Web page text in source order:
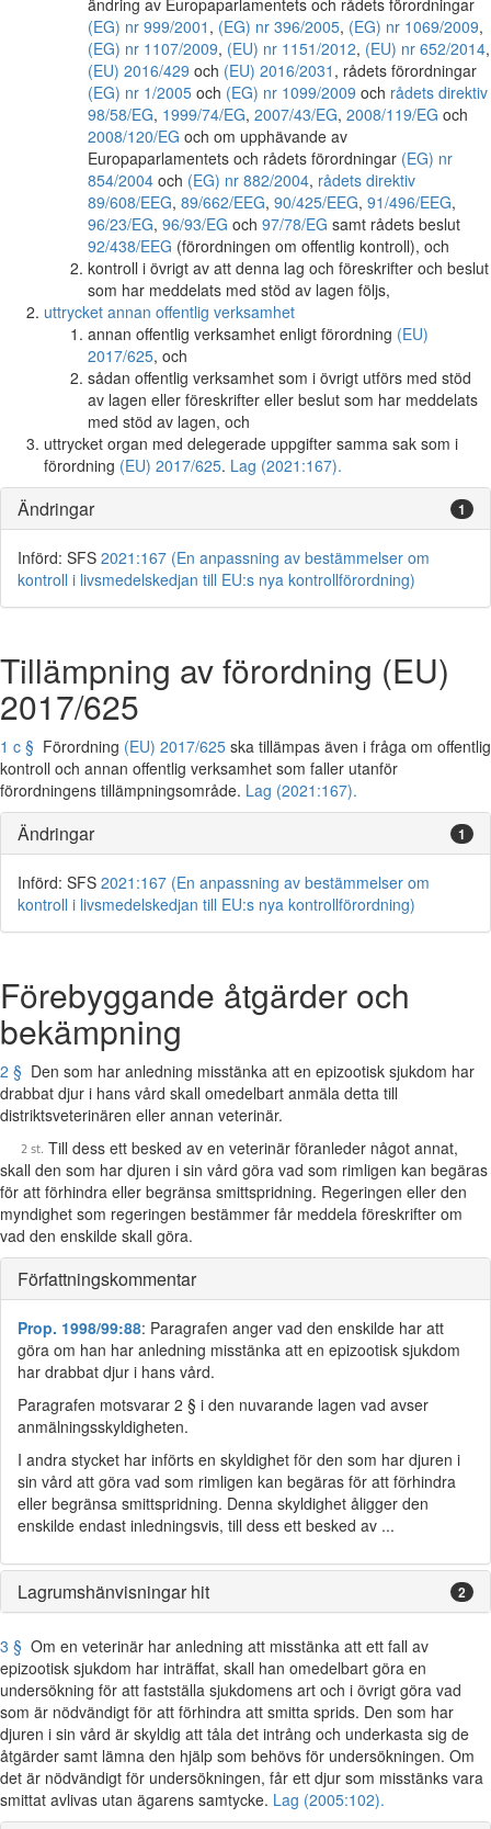
ändring av Europaparlamentets och rådets förordningar
(EG) nr 999/2001 , (EG) nr 396/2005, (EG) nr 1069/2009,
(EG) nr 1107/2009, (EU) nr 1151/2012, (EU) nr 652/2014,
(EU) 2016/429 och (EU) 2016/2031 , rådets förordningar
(EG) nr 1/2005 och (EG) nr 1099/2009 och rådets direktiv
98/58/EG, 1999/74/EG, 2007/43/EG, 2008/119/EG och
2008/120/EG och om upphävande av
Europaparlamentets och rådets förordningar (EG) nr
854/2004 och (EG) nr 882/2004, rådets direktiv
89/608/EEG, 89/662/EEG, 90/425/EEG, 91/496/EEG,
96/23/EG, 96/93/EG och 97/78/EG samt rådets beslut
92/438/EEG (förordningen om offentlig kontroll), och
kontroll i övrigt av att denna lag och föreskrifter och beslut
som har meddelats med stöd av lagen följs,
uttrycket annan offentlig verksamhet
annan offentlig verksamhet enligt förordning (EU)
2017/625, och
sådan offentlig verksamhet som i övrigt utförs med stöd
av lagen eller föreskrifter eller beslut som har meddelats
med stöd av lagen, och
uttrycket organ med delegerade uppgifter samma sak som i
förordning (EU) 2017/625. Lag (2021:167).
Ändringar 1
Införd: SFS 2021:167 (En anpassning av bestämmelser om
kontroll i livsmedelskedjan till EU:s nya kontrollförordning)
Tillämpning av förordning (EU)
2017/625
1 c § Förordning (EU) 2017/625 ska tillämpas även i fråga om offentlig
kontroll och annan offentlig verksamhet som faller utanför
förordningens tillämpningsområde. Lag (2021:167).
Ändringar 1
Införd: SFS 2021:167 (En anpassning av bestämmelser om
kontroll i livsmedelskedjan till EU:s nya kontrollförordning)
Förebyggande åtgärder och
bekämpning
2 § Den som har anledning misstänka att en epizootisk sjukdom har
drabbat djur i hans vård skall omedelbart anmäla detta till
distriktsveterinären eller annan veterinär.
Till dess ett besked av en veterinär föranleder något annat,
skall den som har djuren i sin vård göra vad som rimligen kan begäras
för att förhindra eller begränsa smittspridning. Regeringen eller den
myndighet som regeringen bestämmer får meddela föreskrifter om
vad den enskilde skall göra.
Författningskommentar
Prop. 1998/99:88: Paragrafen anger vad den enskilde har att
göra om han har anledning misstänka att en epizootisk sjukdom
har drabbat djur i hans vård.
Paragrafen motsvarar 2 § i den nuvarande lagen vad avser
anmälningsskyldigheten.
I andra stycket har införts en skyldighet för den som har djuren i
sin vård att göra vad som rimligen kan begäras för att förhindra
eller begränsa smittspridning. Denna skyldighet åligger den
enskilde endast inledningsvis, till dess ett besked av ...
Lagrumshänvisningar hit 2
3 § Om en veterinär har anledning att misstänka att ett fall av
epizootisk sjukdom har inträffat, skall han omedelbart göra en
undersökning för att fastställa sjukdomens art och i övrigt göra vad
som är nödvändigt för att förhindra att smitta sprids. Den som har
djuren i sin vård är skyldig att tåla det intrång och underkasta sig de
åtgärder samt lämna den hjälp som behövs för undersökningen. Om
det är nödvändigt för undersökningen, får ett djur som misstänks vara
smittat avlivas utan ägarens samtycke. Lag (2005:102).